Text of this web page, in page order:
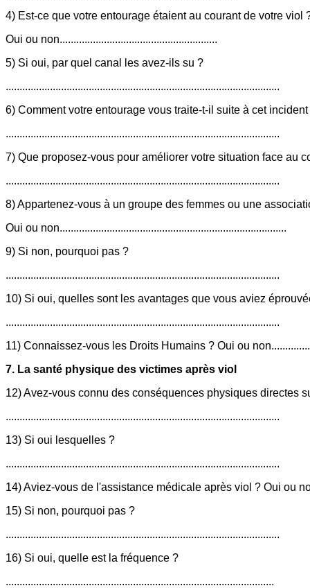
4) Est-ce que votre entourage étaient au courant de votre viol
Oui ou non.........................................................
5) Si oui, par quel canal les avez-ils su ?
...................................................................................................
6) Comment votre entourage vous traite-t-il suite à cet incident
...................................................................................................
7) Que proposez-vous pour améliorer votre situation face au
...................................................................................................
8) Appartenez-vous à un groupe des femmes ou une
Oui ou non..................................................................................
9) Si non, pourquoi pas ?
...................................................................................................
10) Si oui, quelles sont les avantages que vous aviez
...................................................................................................
11) Connaissez-vous les Droits Humains ? Oui ou
7. La santé physique des victimes après viol
12) Avez-vous connu des conséquences physiques directes
...................................................................................................
13) Si oui lesquelles ?
...................................................................................................
14) Aviez-vous de l'assistance médicale après viol ? Oui ou
15) Si non, pourquoi pas ?
...................................................................................................
16) Si oui, quelle est la fréquence ?
.................................................................................................